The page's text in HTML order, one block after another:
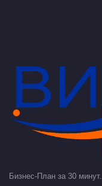
Бизнес-План за 30 минут.